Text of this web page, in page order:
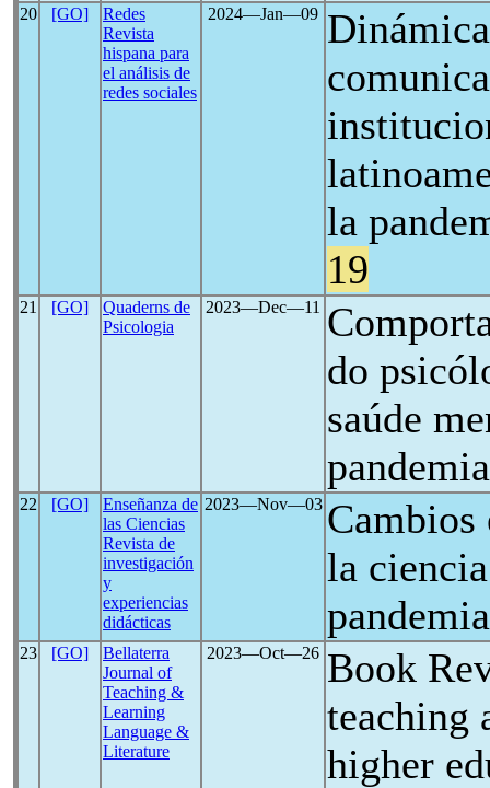
20 [GO]
Redes
Revista
hispana para
el análisis de
redes sociales
2024―Jan―09
la
19
21 [GO]
Quaderns de
Psicologia
2023―Dec―11
do
saúde
22 [GO]
Enseñanza de
las Ciencias
Revista de
investigación
y
experiencias
didácticas
2023―Nov―03 Cambios
la
23 [GO]
Bellaterra
Journal of
Teaching &
Learning
Language &
Literature
2023―Oct―26 Book
teaching
higher